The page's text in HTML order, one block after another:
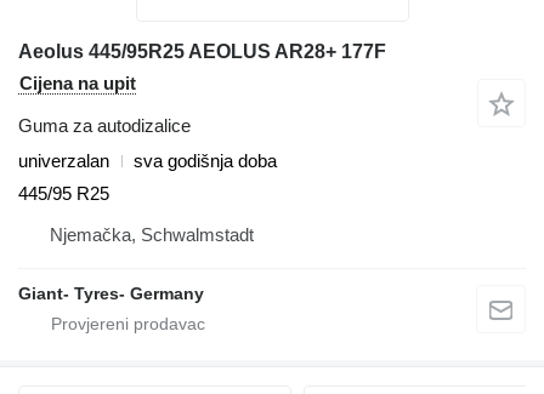
Aeolus 445/95R25 AEOLUS AR28+ 177F
Cijena na upit
Guma za autodizalice
univerzalan
sva godišnja doba
445/95 R25
Njemačka, Schwalmstadt
Giant- Tyres- Germany